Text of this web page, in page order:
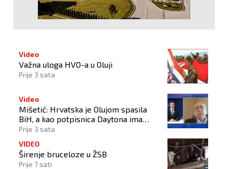
Video
Važna uloga HVO-a u Oluji
Prije 3 sata
Video
Mišetić: Hrvatska je Olujom spasila
BiH, a kao potpisnica Daytona ima
puno pravo štititi hrvatski narod
Prije 3 sata
VIDEO
Širenje bruceloze u ŽSB
Prije 7 sati